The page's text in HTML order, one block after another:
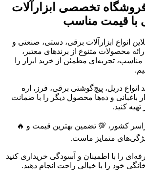
فروشگاه تخصصی ابزارآلات
با قیمت مناسب
انواع ابزارآلات برقی، دستی، صنعتی و
محصولات متنوع از برندهای معتبر،
تجربه‌ای مطمئن از خرید ابزار را
انواع دریل، پیچ‌گوشتی برقی، فرز، اره
باغبانی و ده‌ها محصول دیگر را با ضمانت
کنید.
کشور، 💯 تضمین بهترین قیمت و 🔥
متمایز ماست.
حرفه‌ای را با اطمینان و آسودگی خریداری کنید
خود را با خیالی راحت انجام دهید.